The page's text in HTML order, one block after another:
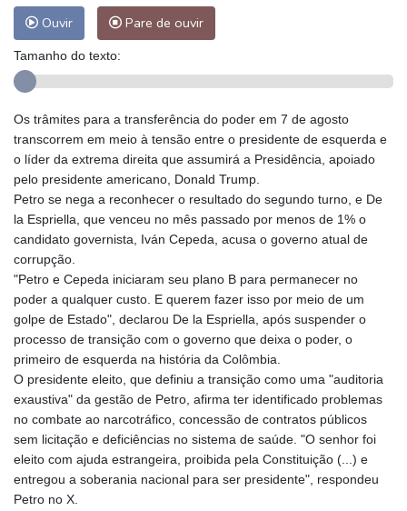
Ouvir Pare de ouvir
Tamanho do texto:
Os trâmites para a transferência do poder em 7 de agosto
transcorrem em meio à tensão entre o presidente de esquerda e
o líder da extrema direita que assumirá a Presidência, apoiado
pelo presidente americano, Donald Trump.
Petro se nega a reconhecer o resultado do segundo turno, e De
la Espriella, que venceu no mês passado por menos de 1% o
candidato governista, Iván Cepeda, acusa o governo atual de
corrupção.
"Petro e Cepeda iniciaram seu plano B para permanecer no
poder a qualquer custo. E querem fazer isso por meio de um
golpe de Estado", declarou De la Espriella, após suspender o
processo de transição com o governo que deixa o poder, o
primeiro de esquerda na história da Colômbia.
O presidente eleito, que definiu a transição como uma "auditoria
exaustiva" da gestão de Petro, afirma ter identificado problemas
no combate ao narcotráfico, concessão de contratos públicos
sem licitação e deficiências no sistema de saúde. "O senhor foi
eleito com ajuda estrangeira, proibida pela Constituição (...) e
entregou a soberania nacional para ser presidente", respondeu
Petro no X.